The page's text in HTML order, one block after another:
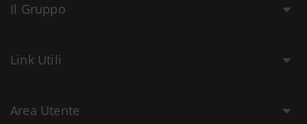
Il Gruppo
Link Utili
Area Utente